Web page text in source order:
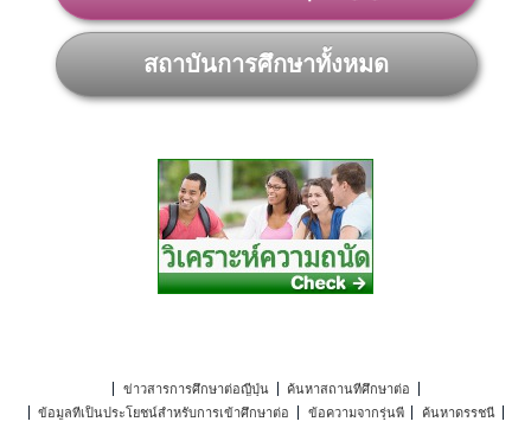
สถาบันการศึกษาทั้งหมด
ข่าวสารการศึกษาต่อญี่ปุ่น
ค้นหาสถานที่ศึกษาต่อ
ข้อมูลที่เป็นประโยชน์สำหรับการเข้าศึกษาต่อ
ข้อความจากรุ่นพี่
ค้นหาดรรชนี